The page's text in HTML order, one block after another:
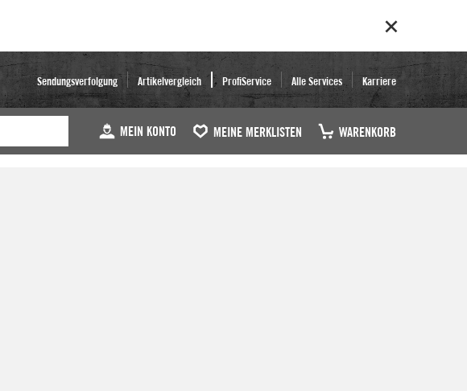
Sendungsverfolgung Artikelvergleich ProfiService Alle Services Karriere
MEIN KONTO MEINE MERKLISTEN WARENKORB